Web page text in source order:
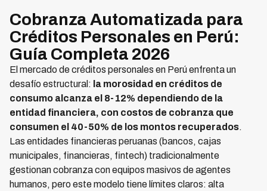
Cobranza Automatizada para
Créditos Personales en Perú:
Guía Completa 2026
El mercado de créditos personales en Perú enfrenta un
desafío estructural: la morosidad en créditos de
consumo alcanza el 8-12% dependiendo de la
entidad financiera, con costos de cobranza que
consumen el 40-50% de los montos recuperados.
Las entidades financieras peruanas (bancos, cajas
municipales, financieras, fintech) tradicionalmente
gestionan cobranza con equipos masivos de agentes
humanos, pero este modelo tiene límites claros: alta